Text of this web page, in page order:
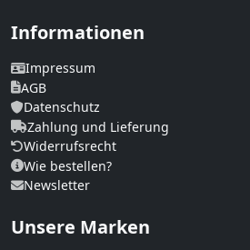
Informationen
Impressum
AGB
Datenschutz
Zahlung und Lieferung
Widerrufsrecht
Wie bestellen?
Newsletter
Unsere Marken